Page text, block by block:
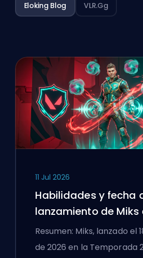
Eloking Blog VLR.gg
11 Jul 2026
Habilidades y fecha
lanzamiento de Miks
VALORANT
Resumen: Miks, lanzado el
de 2026 en la Temporada